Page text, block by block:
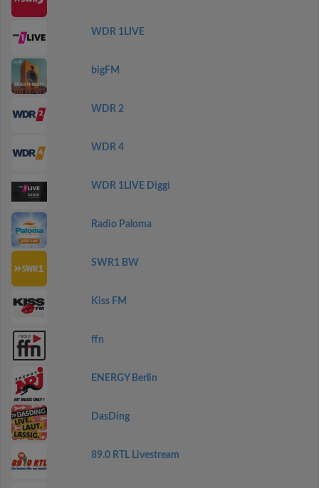
WDR 1LIVE
bigFM
WDR 2
WDR 4
WDR 1LIVE Diggi
Radio Paloma
SWR1 BW
Kiss FM
ffn
ENERGY Berlin
DasDing
89.0 RTL Livestream